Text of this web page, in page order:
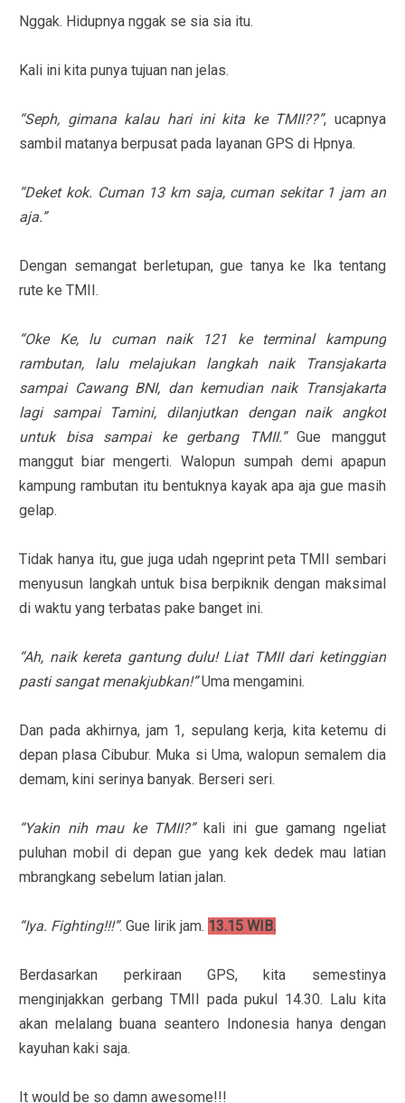
Nggak. Hidupnya nggak se sia sia itu.
Kali ini kita punya tujuan nan jelas.
“Seph, gimana kalau hari ini kita ke TMII??”, ucapnya
sambil matanya berpusat pada layanan GPS di Hpnya.
“Deket kok. Cuman 13 km saja, cuman sekitar 1 jam an
aja.”
Dengan semangat berletupan, gue tanya ke Ika tentang
rute ke TMII.
“Oke Ke, lu cuman naik 121 ke terminal kampung
rambutan, lalu melajukan langkah naik Transjakarta
sampai Cawang BNI, dan kemudian naik Transjakarta
lagi sampai Tamini, dilanjutkan dengan naik angkot
untuk bisa sampai ke gerbang TMII.”Gue manggut
manggut biar mengerti. Walopun sumpah demi apapun
kampung rambutan itu bentuknya kayak apa aja gue masih
gelap.
Tidak hanya itu, gue juga udah ngeprint peta TMII sembari
menyusun langkah untuk bisa berpiknik dengan maksimal
di waktu yang terbatas pake banget ini.
“Ah, naik kereta gantung dulu! Liat TMII dari ketinggian
pasti sangat menakjubkan!”Uma mengamini.
Dan pada akhirnya, jam 1, sepulang kerja, kita ketemu di
depan plasa Cibubur. Muka si Uma, walopun semalem dia
demam, kini serinya banyak. Berseri seri.
“Yakin nih mau ke TMII?”kali ini gue gamang ngeliat
puluhan mobil di depan gue yang kek dedek mau latian
mbrangkang sebelum latian jalan.
“Iya. Fighting!!!”. Gue lirik jam. 13.15 WIB.
Berdasarkan perkiraan GPS, kita semestinya
menginjakkan gerbang TMII pada pukul 14.30. Lalu kita
akan melalang buana seantero Indonesia hanya dengan
kayuhan kaki saja.
It would be so damn awesome!!!